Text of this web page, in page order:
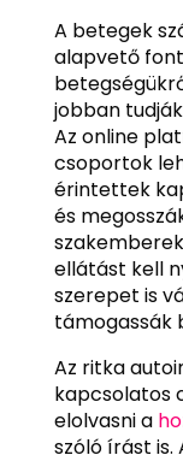
A betegek
alapvető
jobban
Az online
csoportok
érintettek
és
ellátást kell
szerepet is
támogassák
Az ritka
kapcsolatos
elolvasni a
szóló írást